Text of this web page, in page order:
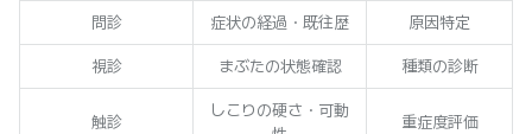
問診 症状の経過・既往歴 原因特定
視診 まぶたの状態確認 種類の診断
触診
しこりの硬さ・可動
重症度評価